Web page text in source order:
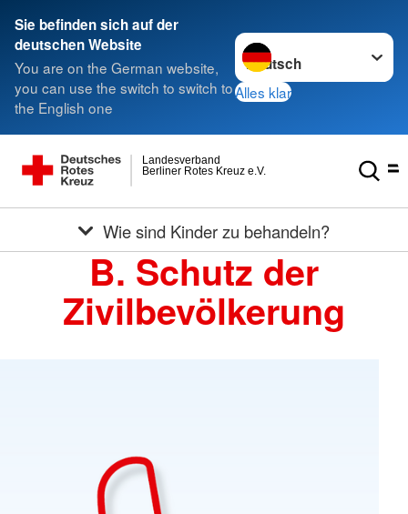
Sie befinden sich auf der
deutschen Website
You are on the German website,
you can use the switch to switch to
the English one
Sprache wechseln zu
Alles klar
Berliner Rotes Kreuz e.V.
Landesverband
Wie sind Kinder zu behandeln?
B. Schutz der
Zivilbevölkerung